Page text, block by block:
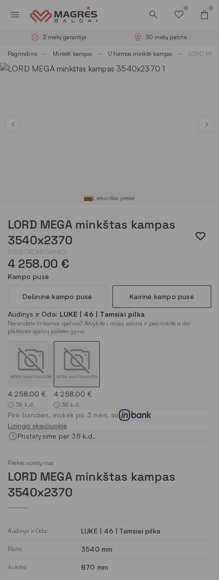
0 0
2 metų garantija 30 metų patirtis
Pagrindinis Minkšti kampai U formos minkšti kampai LORD
Lietuviška prekė
LORD MEGA minkštas kampas
3540x2370
0155LORDMEGAKK01
4 258.00 €
Kampo pusė
Dešininė kampo pusė Kairinė kampo pusė
Audinys ir Oda: LUKE | 46 | Tamsiai pilka
Nerandate tinkamos spalvos? Atvykite į mūsų saloną ir pasirinkite iš dar
platesnės spalvų paletės gyvai.
4 258.00 €
38 k.d.
4 258.00 €
38 k.d.
Pirk šiandien, mokėk po 3 mėn. su
Lizingo skaičiuoklė
Pristatysime per 38 k.d.
Prekės aprašymas
LORD MEGA minkštas kampas
3540x2370
Audinys ir Oda: LUKE | 46 | Tamsiai pilka
Plotis: 3540 mm
Aukštis: 870 mm